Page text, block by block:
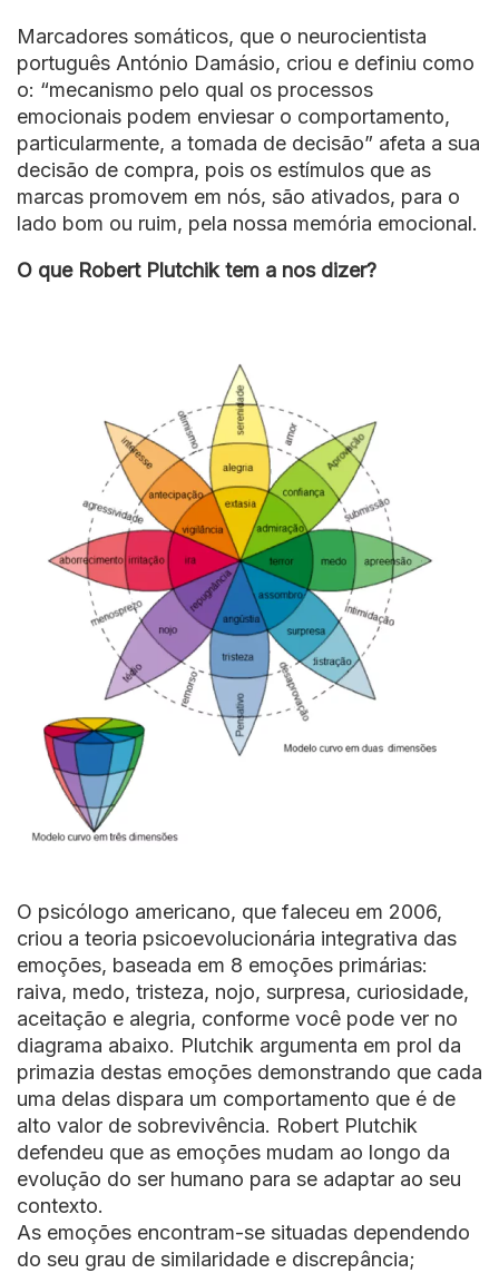
Marcadores somáticos, que o neurocientista
português António Damásio, criou e definiu como
o: “mecanismo pelo qual os processos
emocionais podem enviesar o comportamento,
particularmente, a tomada de decisão” afeta a sua
decisão de compra, pois os estímulos que as
marcas promovem em nós, são ativados, para o
lado bom ou ruim, pela nossa memória emocional.
O que Robert Plutchik tem a nos dizer?
O psicólogo americano, que faleceu em 2006,
criou a teoria psicoevolucionária integrativa das
emoções, baseada em 8 emoções primárias:
raiva, medo, tristeza, nojo, surpresa, curiosidade,
aceitação e alegria, conforme você pode ver no
diagrama abaixo. Plutchik argumenta em prol da
primazia destas emoções demonstrando que cada
uma delas dispara um comportamento que é de
alto valor de sobrevivência. Robert Plutchik
defendeu que as emoções mudam ao longo da
evolução do ser humano para se adaptar ao seu
contexto.
As emoções encontram-se situadas dependendo
do seu grau de similaridade e discrepância;